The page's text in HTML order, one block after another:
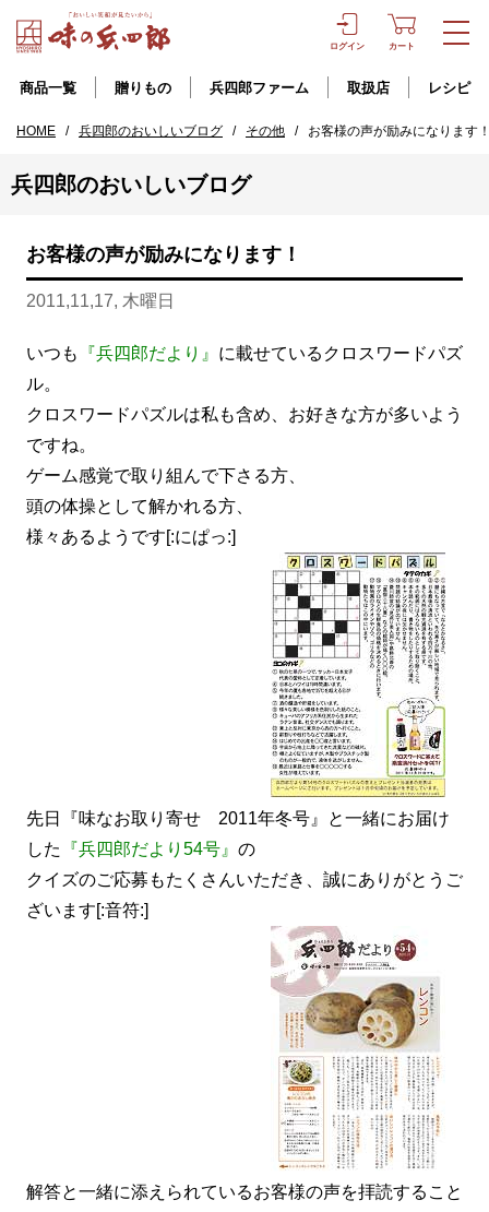
ログイン カート
商品一覧 贈りもの 兵四郎ファーム 取扱店 レシピ
HOME / 兵四郎のおいしいブログ / その他 / お客様の声が励みになります
兵四郎のおいしいブログ
お客様の声が励みになります！
2011,11,17, 木曜日
いつも 『兵四郎だより』 に載せているクロスワードパズ
ル。
クロスワードパズルは私も含め、お好きな方が多いよう
ですね。
ゲーム感覚で取り組んで下さる方、
頭の体操として解かれる方、
様々あるようです[:にぱっ:]
先日『味なお取り寄せ 2011年冬号』と一緒にお届け
した
『兵四郎だより54号』 の
クイズのご応募もたくさんいただき、誠にありがとうご
ざいます[:音符:]
解答と一緒に添えられているお客様の声を拝読すること